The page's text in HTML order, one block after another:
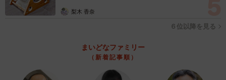
梨木 香奈
６位以降を見る
まいどなファミリー
（新着記事順）